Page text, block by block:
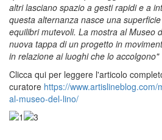
altri lasciano spazio a gesti rapidi e a
questa alternanza nasce una
equilibri mutevoli. La mostra al Museo
nuova tappa di un progetto in
in relazione ai luoghi che lo accolgono"
Clicca qui per leggere l'articolo
curatore https://
al-museo-del-lino/